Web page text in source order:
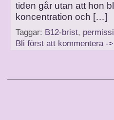
tiden går utan att hon
koncentration och […]
Taggar: B12-brist,
Bli först att kommentera ->